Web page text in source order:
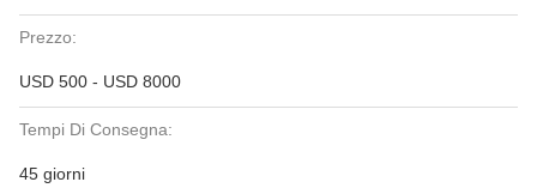
Prezzo:
USD 500 - USD 8000
Tempi Di Consegna:
45 giorni